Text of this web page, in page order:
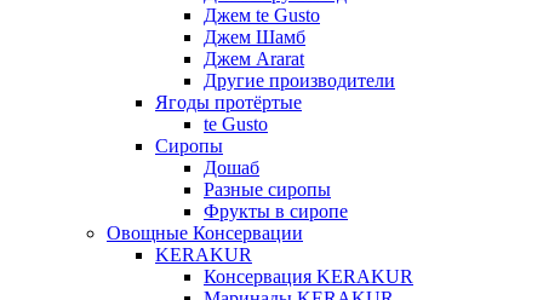
Джем te Gusto
Джем Шамб
Джем Ararat
Другие производители
Ягоды протёртые
te Gusto
Сиропы
Дошаб
Разные сиропы
Фрукты в сиропе
Овощные Консервации
KERAKUR
Консервация KERAKUR